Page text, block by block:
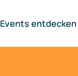
Events entdecken